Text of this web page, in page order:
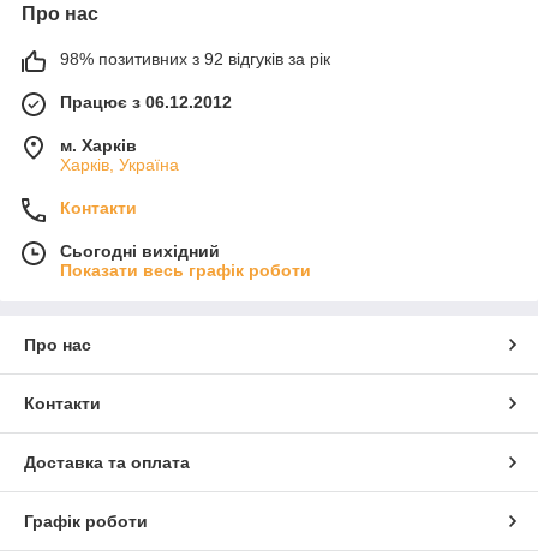
Про нас
98% позитивних з 92 відгуків за рік
Працює з 06.12.2012
м. Харків
Харків, Україна
Контакти
Сьогодні вихідний
Показати весь графік роботи
Про нас
Контакти
Доставка та оплата
Графік роботи